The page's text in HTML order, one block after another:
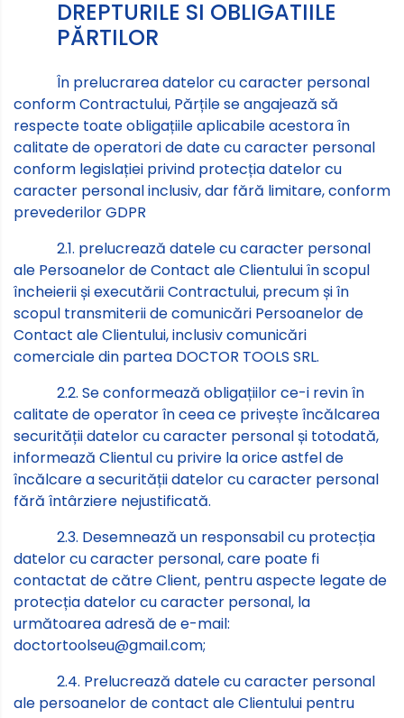
DREPTURILE SI OBLIGATIILE
PĂRTILOR
În prelucrarea datelor cu caracter personal
conform Contractului, Părțile se angajează să
respecte toate obligațiile aplicabile acestora în
calitate de operatori de date cu caracter personal
conform legislației privind protecția datelor cu
caracter personal inclusiv, dar fără limitare, conform
prevederilor GDPR
2.1. prelucrează datele cu caracter personal
ale Persoanelor de Contact ale Clientului în scopul
încheierii și executării Contractului, precum și în
scopul transmiterii de comunicări Persoanelor de
Contact ale Clientului, inclusiv comunicări
comerciale din partea DOCTOR TOOLS SRL.
2.2. Se conformează obligațiilor ce-i revin în
calitate de operator în ceea ce privește încălcarea
securității datelor cu caracter personal și totodată,
informează Clientul cu privire la orice astfel de
încălcare a securității datelor cu caracter personal
fără întârziere nejustificată.
2.3. Desemnează un responsabil cu protecția
datelor cu caracter personal, care poate fi
contactat de către Client, pentru aspecte legate de
protecția datelor cu caracter personal, la
următoarea adresă de e-mail:
doctortoolseu@gmail.com;
2.4. Prelucrează datele cu caracter personal
ale persoanelor de contact ale Clientului pentru